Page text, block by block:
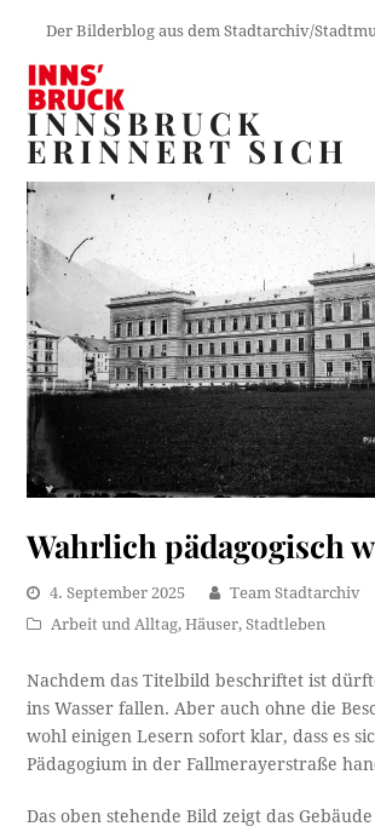
Der Bilderblog aus dem Stadtarchiv/
INNSBRUCK
ERINNERT SICH
Wahrlich pädagogisch
4. September 2025
Team Stadtarchiv
Arbeit und Alltag,Häuser,Stadtleben
Nachdem das Titelbild beschriftet ist
ins Wasser fallen. Aber auch ohne die
wohl einigen Lesern sofort klar, dass es
Pädagogium in der Fallmerayerstraße
Das oben stehende Bild zeigt das